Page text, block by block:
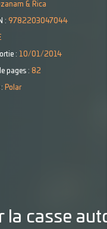
& Rica
: 9782203047044
: 10/01/2014
pages : 82
Polar
la casse